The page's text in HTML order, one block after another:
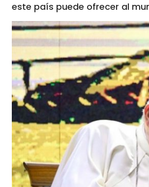
este país puede ofrecer al